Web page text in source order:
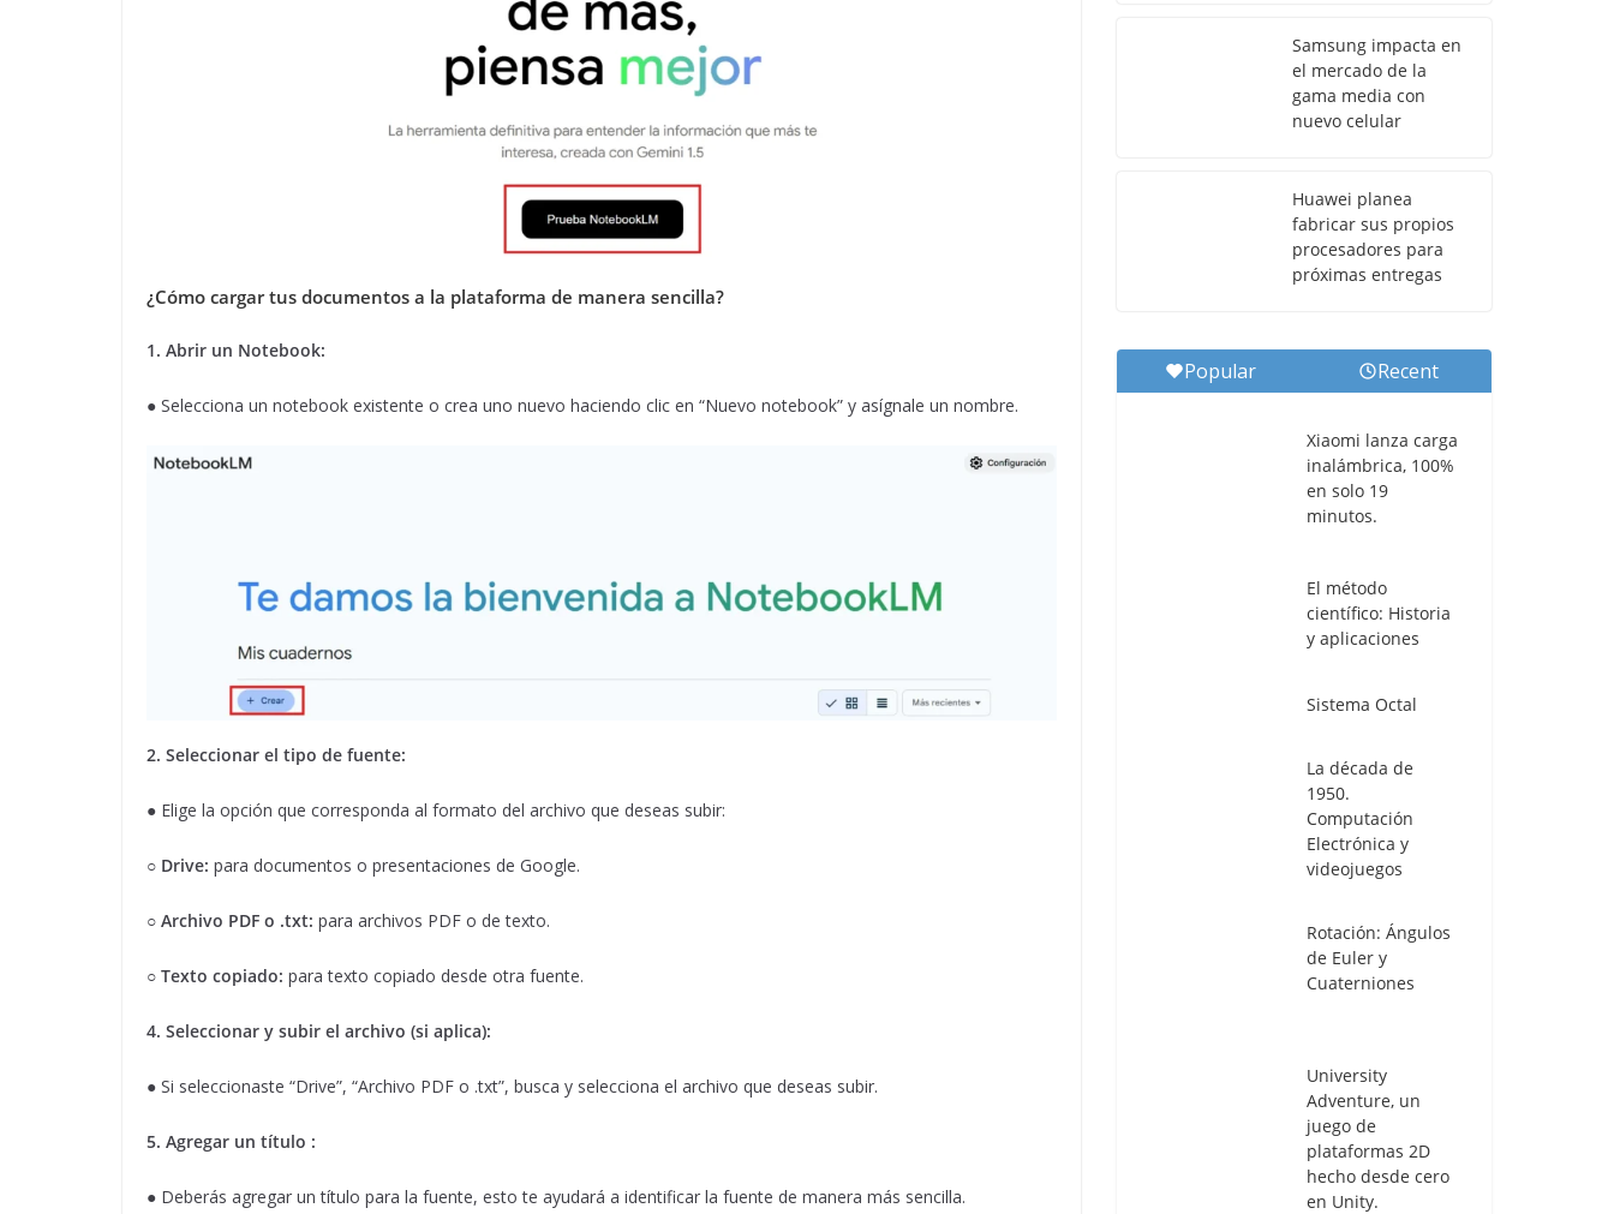
¿Cómo cargar tus documentos a la plataforma de manera sencilla?
1. Abrir un Notebook:
● Selecciona un notebook existente o crea uno nuevo haciendo clic en “Nuevo notebook” y asígnale un nombre.
2. Seleccionar el tipo de fuente:
● Elige la opción que corresponda al formato del archivo que deseas subir:
○ Drive: para documentos o presentaciones de Google.
○ Archivo PDF o .txt: para archivos PDF o de texto.
○ Texto copiado: para texto copiado desde otra fuente.
4. Seleccionar y subir el archivo (si aplica):
● Si seleccionaste “Drive”, “Archivo PDF o .txt”, busca y selecciona el archivo que deseas subir.
5. Agregar un título :
● Deberás agregar un título para la fuente, esto te ayudará a identificar la fuente de manera más sencilla.
Samsung impacta en
el mercado de la
gama media con
nuevo celular
Huawei planea
fabricar sus propios
procesadores para
próximas entregas
Popular Recent
Xiaomi lanza carga
inalámbrica, 100%
en solo 19
minutos.
El método
científico: Historia
y aplicaciones
Sistema Octal
La década de
1950.
Computación
Electrónica y
videojuegos
Rotación: Ángulos
de Euler y
Cuaterniones
University
Adventure, un
juego de
plataformas 2D
hecho desde cero
en Unity.